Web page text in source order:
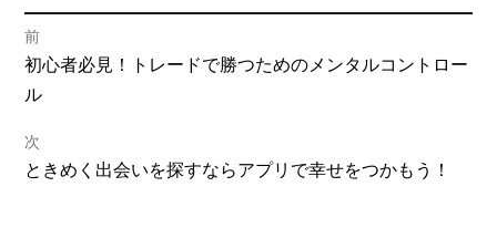
投
稿
ナ
ビ
前
過
去
投
稿:
初心者必見！トレードで勝つためのメンタルコントロー
ル
次
次
ときめく出会いを探すならアプリで幸せをつかもう！